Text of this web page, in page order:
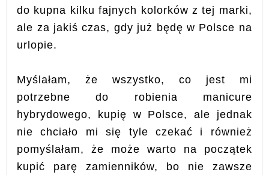
do kupna kilku fajnych kolorków z tej marki,
ale za jakiś czas, gdy już będę w Polsce na
urlopie.
Myślałam, że wszystko, co jest mi
potrzebne do robienia manicure
hybrydowego, kupię w Polsce, ale jednak
nie chciało mi się tyle czekać i również
pomyślałam, że może warto na początek
kupić parę zamienników, bo nie zawsze